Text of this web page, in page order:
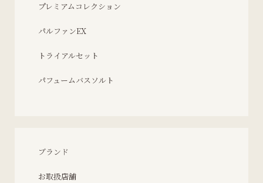
プレミアムコレクション
パルファンEX
トライアルセット
パフュームバスソルト
ブランド
お取扱店舗